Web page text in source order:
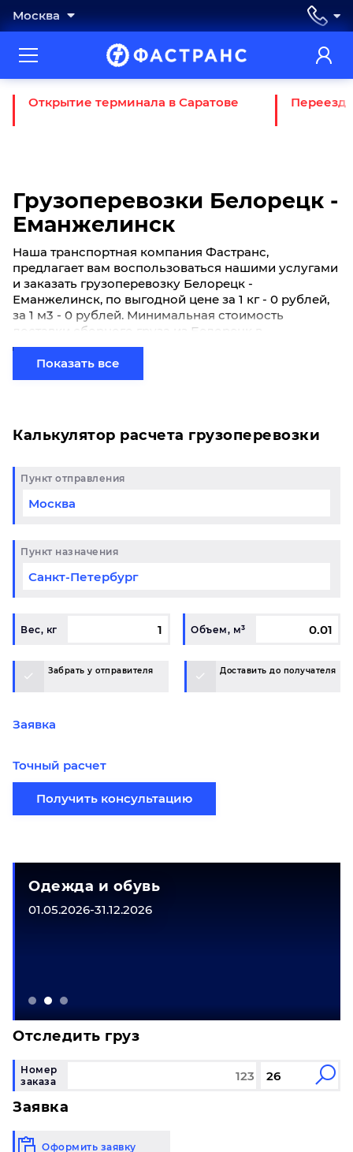
Москва
Открытие терминала в Саратове Переезд
Грузоперевозки Белорецк -
Еманжелинск
Наша транспортная компания Фастранс,
предлагает вам воспользоваться нашими услугами
и заказать грузоперевозку Белорецк -
Еманжелинск, по выгодной цене за 1 кг - 0 рублей,
за 1 м3 - 0 рублей. Минимальная стоимость
доставки сборного груза из Белорецк в
Еманжелинск начинается от 0 рублей. Если вы
хотите отправить свой груз сборной партией по
готовому маршруту в Еманжелинск и у вас
Показать все
Калькулятор расчета грузоперевозки
Пункт отправления
Пункт назначения
Вес, кг Объем, м³
Забрать у отправителя Доставить до получателя
Заявка
Точный расчет
Получить консультацию
Одежда и обувь
01.05.2026-31.12.2026
Отследить груз
Номер
заказа
Заявка
Оформить заявку